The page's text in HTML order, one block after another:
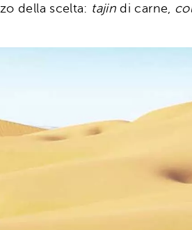
della scelta: tajindi carne,